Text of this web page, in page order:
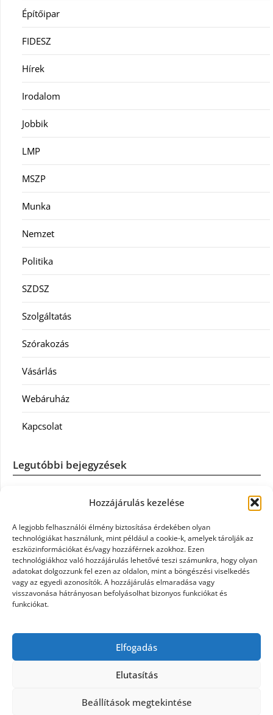
Hozzájárulás kezelése
A legjobb felhasználói élmény biztosítása érdekében olyan
technológiákat használunk, mint például a cookie-k, amelyek tárolják az
eszközinformációkat és/vagy hozzáférnek azokhoz. Ezen
technológiákhoz való hozzájárulás lehetővé teszi számunkra, hogy olyan
adatokat dolgozzunk fel ezen az oldalon, mint a böngészési viselkedés
vagy az egyedi azonosítók. A hozzájárulás elmaradása vagy
visszavonása hátrányosan befolyásolhat bizonyos funkciókat és
funkciókat.
Elfogadás
Elutasítás
Beállítások megtekintése
Építőipar
FIDESZ
Hírek
Irodalom
Jobbik
LMP
MSZP
Munka
Nemzet
Politika
SZDSZ
Szolgáltatás
Szórakozás
Vásárlás
Webáruház
Kapcsolat
Legutóbbi bejegyzések
Casco szélvédőcsere: mikor éri meg a biztosítást igénybe
Könyvelés: mikor érdemes könyvelőt váltani?
Szövetkezeti jog: miért elengedhetetlen a szakszerű jogi
háttér a biztonságos működéshez
Munkajogi ügyvéd: miért nem érdemes várni a jogi
Tüll anyag: elegancia és sokoldalúság a Szakatex
kínálatában